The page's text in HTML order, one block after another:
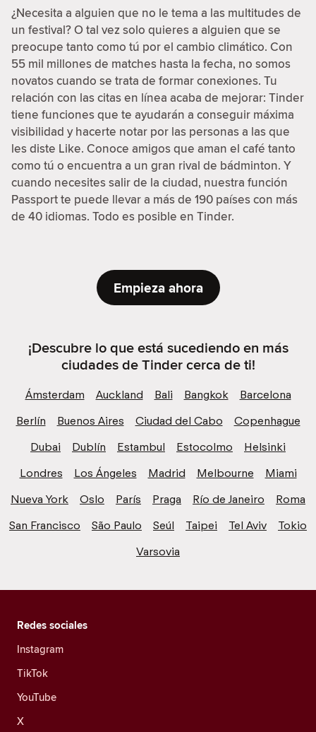
¿Necesita a alguien que no le tema a las multitudes de
un festival? O tal vez solo quieres a alguien que se
preocupe tanto como tú por el cambio climático. Con
55 mil millones de matches hasta la fecha, no somos
novatos cuando se trata de formar conexiones. Tu
relación con las citas en línea acaba de mejorar: Tinder
tiene funciones que te ayudarán a conseguir máxima
visibilidad y hacerte notar por las personas a las que
les diste Like. Conoce amigos que aman el café tanto
como tú o encuentra a un gran rival de bádminton. Y
cuando necesites salir de la ciudad, nuestra función
Passport te puede llevar a más de 190 países con más
de 40 idiomas. Todo es posible en Tinder.
Empieza ahora
¡Descubre lo que está sucediendo en más
ciudades de Tinder cerca de ti!
Ámsterdam Auckland Bali Bangkok
Barcelona
Berlín
Buenos Aires Ciudad del Cabo
Copenhague
Dubai
Dublín Estambul Estocolmo
Helsinki
Londres
Los Ángeles Madrid Melbourne
Miami
Nueva York
Oslo París Praga Río de Janeiro
Roma
San Francisco
São Paulo Seúl Taipei Tel Aviv
Tokio
Varsovia
Redes sociales
Instagram
TikTok
YouTube
X